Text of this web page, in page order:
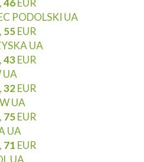
46EUR
PODOLSKI UA
55EUR
UA
43EUR
UA
32EUR
UA
75EUR
UA
71 EUR
UA